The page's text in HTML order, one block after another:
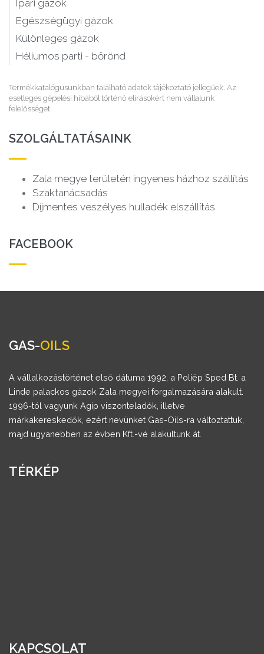
Ipari gázok
Egészségügyi gázok
Különleges gázok
Héliumos parti - bőrönd
Termékkatalógusunkban található adatok tájékoztató jellegűek. Az
esetleges gépelési hibából történő elírásokért nem vállalunk
felelősséget.
SZOLGÁLTATÁSAINK
Zala megye területén ingyenes házhoz szállítás
Szaktanácsadás
Díjmentes veszélyes hulladék elszállítás
FACEBOOK
GAS-OILS
A vállalkozástörténet első dátuma 1992, a Poliép Sped Bt. a
Linde palackos gázok Zala megyei forgalmazására alakult.
1996-tól vagyunk Agip viszonteladók, illetve
márkakereskedők, ezért nevünket Gas-Oils-ra változtattuk,
majd ugyanebben az évben Kft.-vé alakultunk át.
TÉRKÉP
KAPCSOLAT